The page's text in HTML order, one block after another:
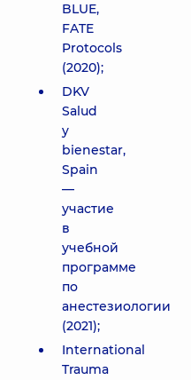
BLUE,
FATE
Protocols
(2020);
DKV
Salud
y
bienestar,
Spain
—
участие
в
учебной
программе
по
анестезиологии
(2021);
International
Trauma